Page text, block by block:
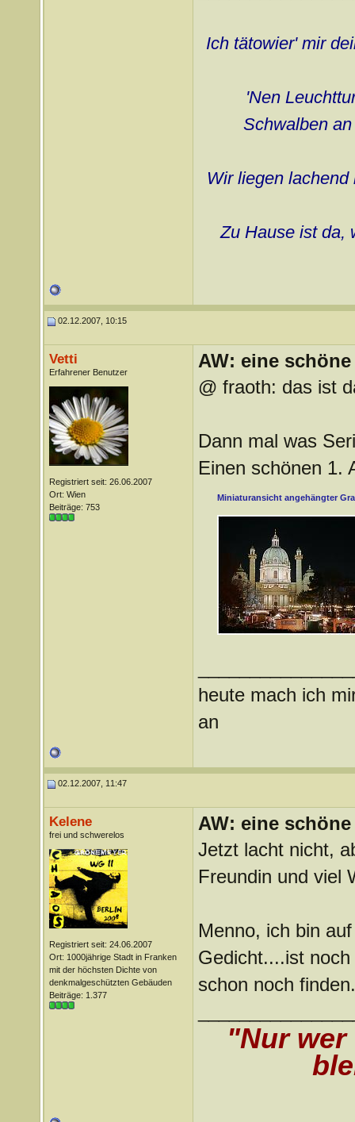
Ich tätowier' mir
'Nen
Schwalben
Wir liegen
Zu Hause ist da,
02.12.2007, 10:15
Vetti
Erfahrener Benutzer
Registriert seit: 26.06.2007
Ort: Wien
Beiträge: 753
AW: eine
@ fraoth: das ist
Dann mal was
Einen schönen 1.
Miniaturansicht angehängter
heute mach ich
an
02.12.2007, 11:47
Kelene
frei und schwerelos
Registriert seit: 24.06.2007
Ort: 1000jährige Stadt in Franken
mit der höchsten Dichte von
denkmalgeschützten Gebäuden
Beiträge: 1.377
AW: eine
Jetzt lacht nicht,
Freundin und viel
Menno, ich bin
Gedicht....ist
schon noch finden.
"Nur